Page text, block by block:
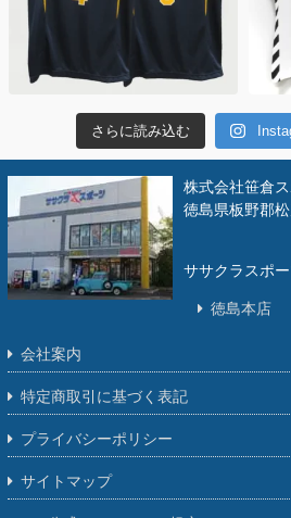
さらに読み込む
株式会社笹倉
徳島県板野郡
ササクラスポ
徳島本店
会社案内
特定商取引に基づく表記
プライバシーポリシー
サイトマップ